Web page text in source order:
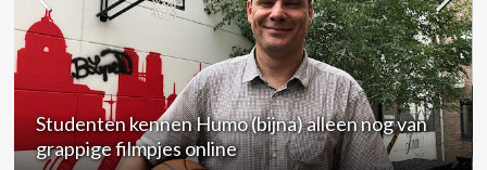
Dit moet je onthouden uit de Google-infosessie |
RS Scan International | Paal-Beringen